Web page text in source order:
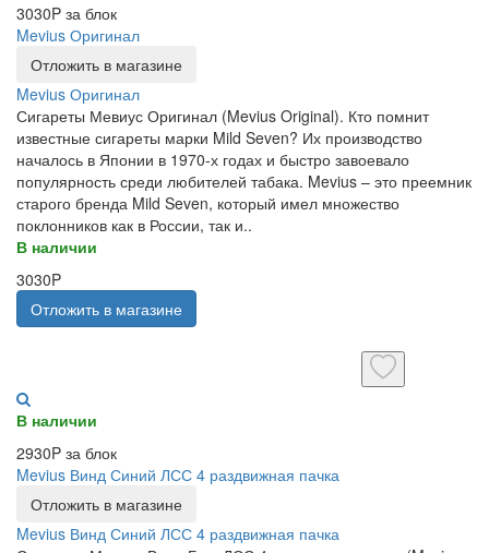
3030P за блок
Mevius Оригинал
Отложить в магазине
Mevius Оригинал
Сигареты Мевиус Оригинал (Mevius Original). Кто помнит
известные сигареты марки Mild Seven? Их производство
началось в Японии в 1970-х годах и быстро завоевало
популярность среди любителей табака. Mevius – это преемник
старого бренда Mild Seven, который имел множество
поклонников как в России, так и..
В наличии
3030P
Отложить в магазине
В наличии
2930P за блок
Mevius Винд Синий ЛСС 4 раздвижная пачка
Отложить в магазине
Mevius Винд Синий ЛСС 4 раздвижная пачка